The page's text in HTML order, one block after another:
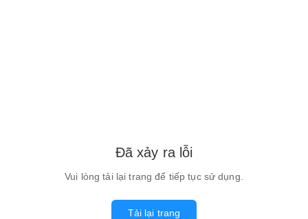
Đã xảy ra lỗi
Vui lòng tải lại trang để tiếp tục sử dụng.
Tải lại trang